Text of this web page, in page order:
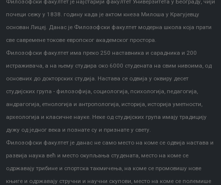
Филозофски факултет је најстарији факултет Универзитета у Београду, чији
почеци сежу у 1838. годину када је актом кнеза Милоша у Крагујевцу
основан Лицеј. Данас је Филозофски факултет модерна школа која прати
све савремене токове европског академског простора.
Филозофски факултет има преко 250 наставника и сарадника и 200
истраживача, а на њему студира око 6000 студената на свим нивоима, од
основних до докторских студија. Настава се одвија у оквиру десет
студијских група - филозофија, социологија, психологија, педагогија,
андрагогија, етнологија и антропологија, историја, историја уметности,
археологија и класичне науке. Неке од студијских група имају традицију
дужу од једног века и познате су и признате у свету.
Филозофски факултет је данас не само место на коме се одвија настава и
развија наука већ и место окупљања студената, место на коме се
одржавају трибине и спортска такмичења, на коме се промовишу нове
књиге и одржавају стручни и научни скупови, место на коме се полемише